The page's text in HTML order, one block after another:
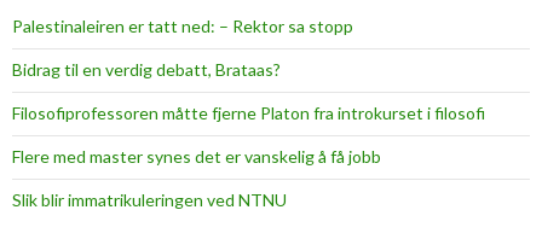
Palestinaleiren er tatt ned: – Rektor sa stopp
Bidrag til en verdig debatt, Brataas?
Filosofiprofessoren måtte fjerne Platon fra introkurset i filosofi
Flere med master synes det er vanskelig å få jobb
Slik blir immatrikuleringen ved NTNU